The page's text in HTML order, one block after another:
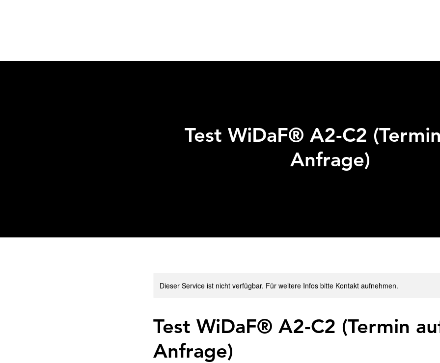
Test WiDaF® A2-C2
Anfrage)
Dieser Service ist nicht verfügbar. Für weitere Infos bitte Kontakt aufnehmen.
Test WiDaF® A2-C2 (Termin
Anfrage)